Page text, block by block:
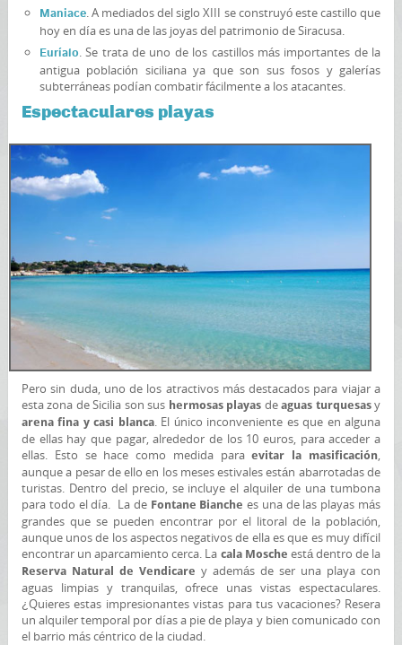
Maniace. A mediados del siglo XIII se construyó este castillo que
hoy en día es una de las joyas del patrimonio de Siracusa.
Euríalo. Se trata de uno de los castillos más importantes de la
antigua población siciliana ya que son sus fosos y galerías
subterráneas podían combatir fácilmente a los atacantes.
Espectaculares playas
Pero sin duda, uno de los atractivos más destacados para viajar a
esta zona de Sicilia son sus hermosas playas deaguas turquesasy
arena fina y casi blanca. El único inconveniente es que en alguna
de ellas hay que pagar, alrededor de los 10 euros, para acceder a
ellas. Esto se hace como medida paraevitar la masificación,
aunque a pesar de ello en los meses estivales están abarrotadas de
turistas. Dentro del precio, se incluye el alquiler de una tumbona
para todo el día. La de Fontane Bianche es una de las playas más
grandes que se pueden encontrar por el litoral de la población,
aunque unos de los aspectos negativos de ella es que es muy difícil
encontrar un aparcamiento cerca. La cala Mosche está dentro de la
Reserva Natural de Vendicare y además de ser una playa con
aguas limpias y tranquilas, ofrece unas vistas espectaculares.
¿Quieres estas impresionantes vistas para tus vacaciones? Resera
un alquiler temporal por días a pie de playa y bien comunicado con
el barrio más céntrico de la ciudad.